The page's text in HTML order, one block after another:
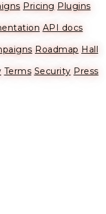
Pricing Plugins
API docs
Roadmap Hall
Terms Security Press